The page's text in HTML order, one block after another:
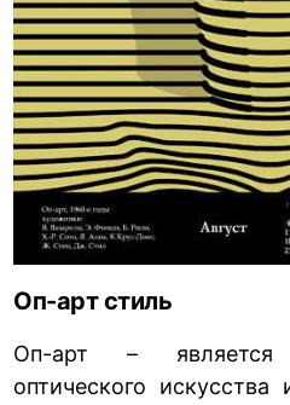
Оп-арт стиль
Оп-арт –
оптического